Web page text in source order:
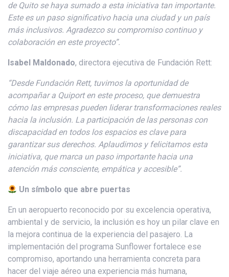
de Quito se haya sumado a esta iniciativa tan importante.
Este es un paso significativo hacia una ciudad y un país
más inclusivos. Agradezco su compromiso continuo y
colaboración en este proyecto”.
Isabel Maldonado, directora ejecutiva de Fundación Rett:
“Desde Fundación Rett, tuvimos la oportunidad de
acompañar a Quiporten este proceso, que demuestra
cómo las empresas pueden liderar transformaciones reales
hacia la inclusión. La participaciónde las personas con
discapacidad en todos los espacios es clave para
garantizar sus derechos. Aplaudimos y felicitamos esta
iniciativa, que marca un paso importante hacia una
atención más consciente, empática y accesible”.
Un símbolo que abre puertas
En un aeropuerto reconocido por su excelencia operativa,
ambiental y de servicio, la inclusión es hoy un pilar clave en
la mejora continua de la experiencia del pasajero. La
implementación del programa Sunflower fortalece ese
compromiso, aportando una herramienta concreta para
hacer del viaje aéreo una experiencia más humana,